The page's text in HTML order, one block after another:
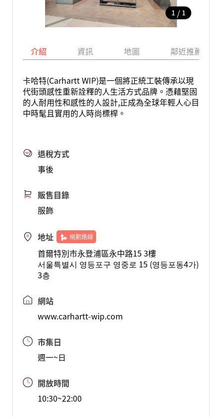
1 / 1
介紹 資訊 地圖 鄰近推薦景點
卡哈特(Carhartt WIP)是一個將正統工裝傳承以現
代街頭感性重新詮釋的人生活方式品牌。憑藉堅固
的人耐用性和感性的人設計,正成為全球年輕人心目
中時髦且實用的人時尚標桿。
退稅方式
事後
販售目錄
服飾
地址 規劃路線
首爾特別市永登浦區永中路15 3樓
서울특별시 영등포구 영중로 15 (영등포동4가)
3층
網站
www.carhartt-wip.com
市集日
週一~日
開放時間
10:30~22:00